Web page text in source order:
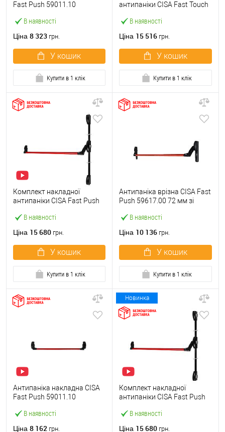
В наявності
Fast Push 59011.10
штангою 1200 мм червона
Ціна 8 323 грн.
У кошик
Купити в 1 клік
В наявності
антипаніки CISA Fast Touch
із замком та ручкою
Ціна 15 516 грн.
У кошик
Купити в 1 клік
В наявності
Комплект накладної
антипаніки CISA Fast Push
точковий вверх-вниз
Ціна 15 680 грн.
У кошик
Купити в 1 клік
В наявності
Антипаніка врізна CISA Fast
Push 59617.00 72 мм зі
Ціна 10 136 грн.
У кошик
Купити в 1 клік
В наявності
Антипаніка накладна CISA
Fast Push 59011.10
штангою 900 мм червона
Ціна 8 162 грн.
Новинка
В наявності
Комплект накладної
антипаніки CISA Fast Push
точковий вбік червона
Ціна 15 680 грн.